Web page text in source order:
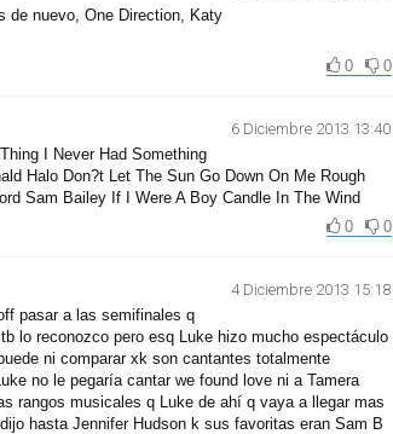
de nuevo, One Direction, Katy
0
0
6 Diciembre 2013 13:40
I Never Had Something
Halo Don?t Let The Sun Go Down On Me Rough
Sam Bailey If I Were A Boy Candle In The Wind
0
0
4 Diciembre 2013 15:18
pasar a las semifinales q
lo reconozco pero esq Luke hizo mucho espectáculo
ni comparar xk son cantantes totalmente
no le pegaría cantar we found love ni a Tamera
rangos musicales q Luke de ahí q vaya a llegar mas
hasta Jennifer Hudson k sus favoritas eran Sam B